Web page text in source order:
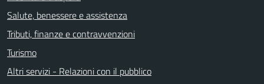
Salute, benessere e assistenza
Tributi, finanze e contravvenzioni
Turismo
Altri servizi - Relazioni con il pubblico